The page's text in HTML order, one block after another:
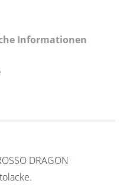
Informationen
DRAGON